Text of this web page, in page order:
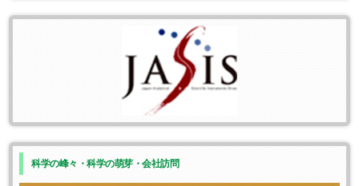
科学の峰々・科学の萌芽・会社訪問